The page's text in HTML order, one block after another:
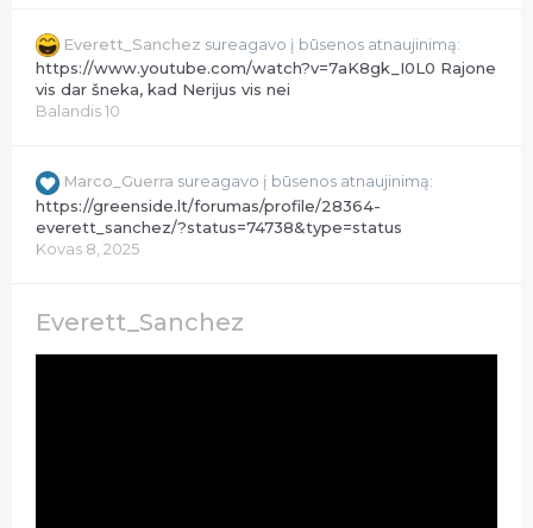
Everett_Sanchez sureagavo į būsenos atnaujinimą:
https://www.youtube.com/watch?v=7aK8gk_I0L0 Rajone
vis dar šneka, kad Nerijus vis nei
Balandis 10
Marco_Guerra sureagavo į būsenos atnaujinimą:
https://greenside.lt/forumas/profile/28364-
everett_sanchez/?status=74738&type=status
Kovas 8, 2025
Everett_Sanchez